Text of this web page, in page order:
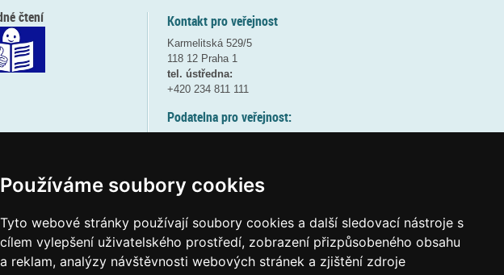
Používáme soubory cookies
Tyto webové stránky používají soubory cookies a další sledovací nástroje s
cílem vylepšení uživatelského prostředí, zobrazení přizpůsobeného obsahu
a reklam, analýzy návštěvnosti webových stránek a zjištění zdroje
Kontakt pro veřejnost
Karmelitská 529/5
118 12 Praha 1
tel. ústředna:
+420 234 811 111
Podatelna pro veřejnost:
(více informací
Elektronická podatelna:
posta@msmtgov cz
čtení